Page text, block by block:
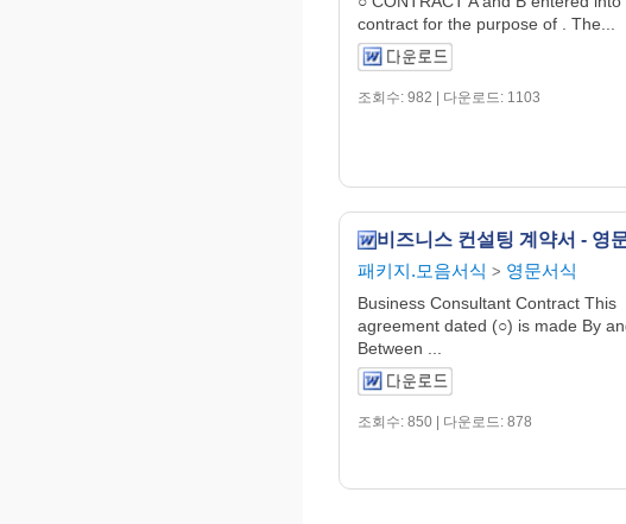
contract for the purpose of . The...
조회수: 982 | 다운로드: 1103
비즈니스 컨설팅 계약서 - 영
패키지.모음서식 > 영문서식
Business Consultant Contract This
agreement dated (○) is made By
Between ...
조회수: 850 | 다운로드: 878